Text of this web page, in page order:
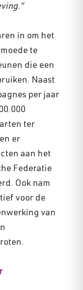
in om het
te
die een
Naast
per jaar
ter
er
aan het
Federatie
Ook nam
voor de
van